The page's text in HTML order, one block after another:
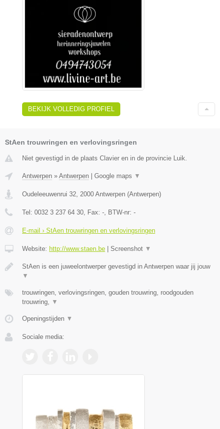
BEKIJK VOLLEDIG PROFIEL
StAen trouwringen en verlovingsringen
Niet gevestigd in de plaats Clavier en in de provincie Luik.
Antwerpen » Antwerpen | Google maps ▼
Oudeleeuwenrui 32 2000 Antwerpen (Antwerpen)
Tel: 0032 3 237 64 30 , Fax: - , BTW-nr: -
E-mail › StAen trouwringen en verlovingsringen
Website: http://www.staen.be | Screenshot ▼
StAen is een juweelontwerper gevestigd in Antwerpen waar jij jouw
▼
trouwringen, verlovingsringen, gouden trouwring, roodgouden
trouwring,
▼
Openingstijden ▼
Sociale media: